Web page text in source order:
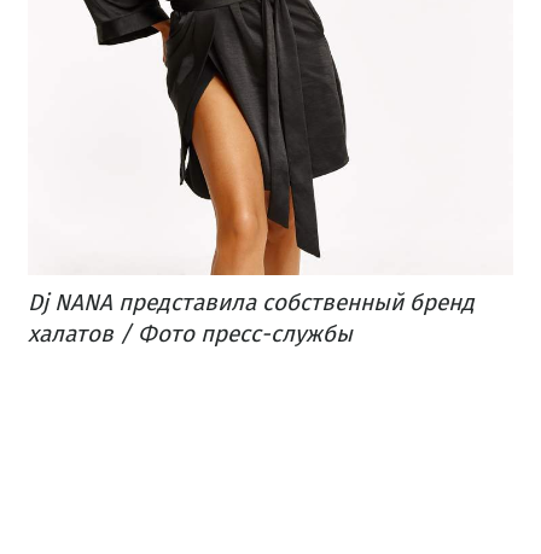
Dj NANA представила собственный бренд
халатов / Фото пресс-службы